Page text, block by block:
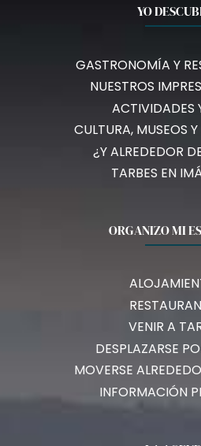
YO
GASTRONOMÍA Y
NUESTROS
ACTIVIDADES
CULTURA, MUSEOS
¿Y ALREDEDOR
TARBES EN
ORGANIZO MI
VENIR A
DESPLAZARSE
MOVERSE
INFORMACIÓN